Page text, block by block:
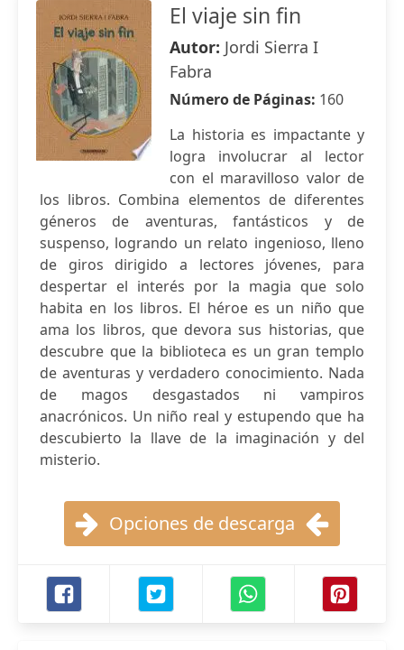
El viaje sin fin
Autor: Jordi Sierra I
Fabra
Número de Páginas: 160
La historia es impactante y
logra involucrar al lector
con el maravilloso valor de
los libros. Combina elementos de diferentes
géneros de aventuras, fantásticos y de
suspenso, logrando un relato ingenioso, lleno
de giros dirigido a lectores jóvenes, para
despertar el interés por la magia que solo
habita en los libros. El héroe es un niño que
ama los libros, que devora sus historias, que
descubre que la biblioteca es un gran templo
de aventuras y verdadero conocimiento. Nada
de magos desgastados ni vampiros
anacrónicos. Un niño real y estupendo que ha
descubierto la llave de la imaginación y del
misterio.
Opciones de descarga